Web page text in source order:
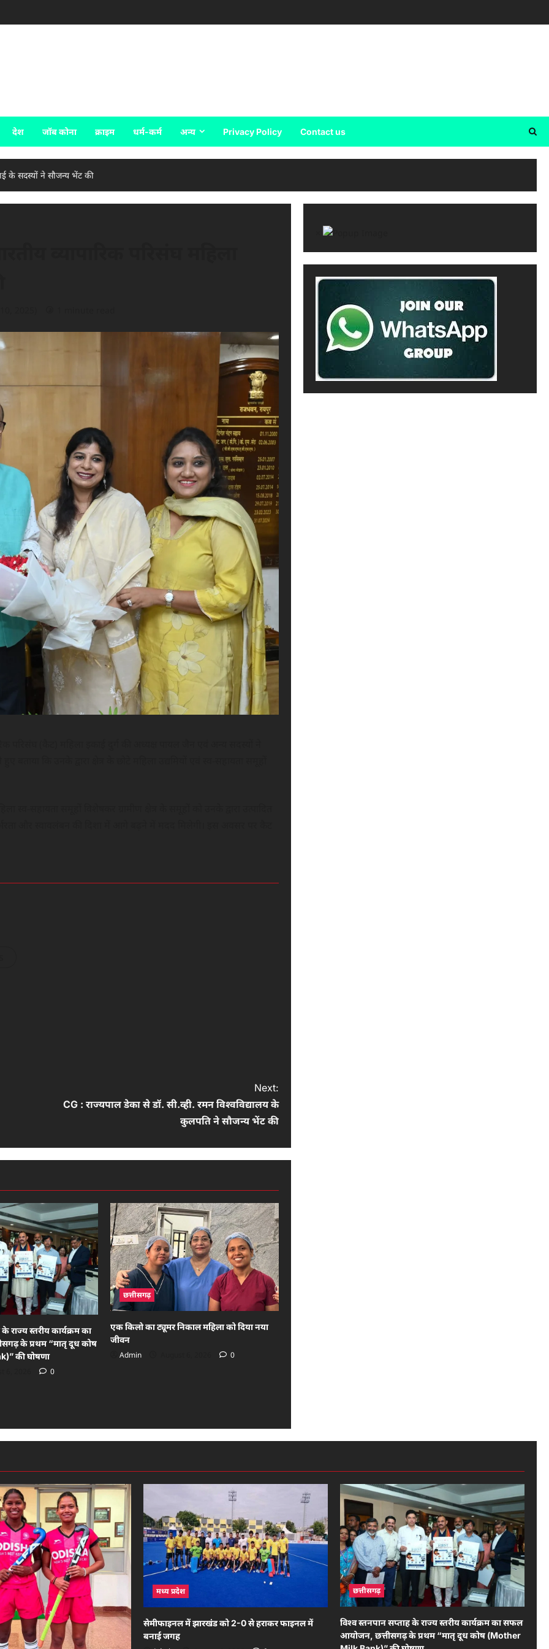
देश जॉब कोना क्राइम धर्म-कर्म अन्य Privacy Policy Contact us
के सदस्यों ने सौजन्य भेंट की
Next:
CG : राज्यपाल डेका से डॉ. सी.व्ही. रमन विश्वविद्यालय के
कुलपति ने सौजन्य भेंट की
राज्य स्तरीय कार्यक्रम का
के प्रथम “मातृ दूध कोष
की घोषणा
0
छत्तीसगढ़
एक किलो का ट्यूमर निकाल महिला को दिया नया
जीवन
Admin
0
मध्य प्रदेश
सेमीफाइनल में झारखंड को 2-0 से हराकर फाइनल में
बनाई जगह
छत्तीसगढ़
विश्व स्तनपान सप्ताह के राज्य स्तरीय कार्यक्रम का सफल
आयोजन, छत्तीसगढ़ के प्रथम “मातृ दूध कोष (Mother